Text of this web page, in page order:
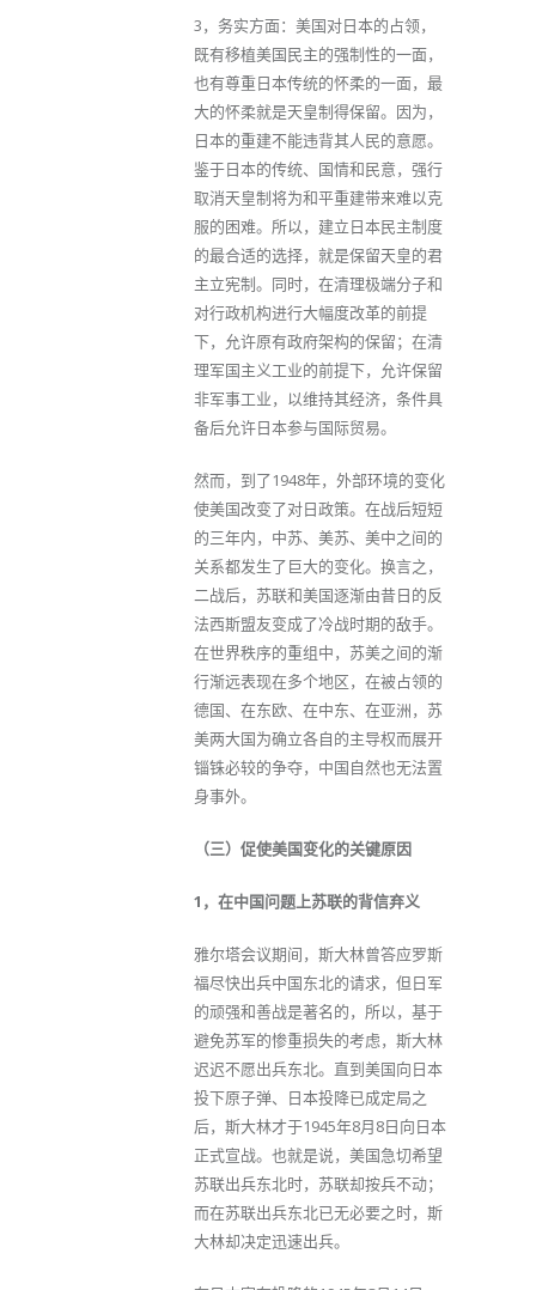
3，务实方面：美国对日本的占领，
既有移植美国民主的强制性的一面，
也有尊重日本传统的怀柔的一面，最
大的怀柔就是天皇制得保留。因为，
日本的重建不能违背其人民的意愿。
鉴于日本的传统、国情和民意，强行
取消天皇制将为和平重建带来难以克
服的困难。所以，建立日本民主制度
的最合适的选择，就是保留天皇的君
主立宪制。同时，在清理极端分子和
对行政机构进行大幅度改革的前提
下，允许原有政府架构的保留；在清
理军国主义工业的前提下，允许保留
非军事工业，以维持其经济，条件具
备后允许日本参与国际贸易。
然而，到了1948年，外部环境的变化
使美国改变了对日政策。在战后短短
的三年内，中苏、美苏、美中之间的
关系都发生了巨大的变化。换言之，
二战后，苏联和美国逐渐由昔日的反
法西斯盟友变成了冷战时期的敌手。
在世界秩序的重组中，苏美之间的渐
行渐远表现在多个地区，在被占领的
德国、在东欧、在中东、在亚洲，苏
美两大国为确立各自的主导权而展开
锱铢必较的争夺，中国自然也无法置
身事外。
（三）促使美国变化的关键原因
1，在中国问题上苏联的背信弃义
雅尔塔会议期间，斯大林曾答应罗斯
福尽快出兵中国东北的请求，但日军
的顽强和善战是著名的，所以，基于
避免苏军的惨重损失的考虑，斯大林
迟迟不愿出兵东北。直到美国向日本
投下原子弹、日本投降已成定局之
后，斯大林才于1945年8月8日向日本
正式宣战。也就是说，美国急切希望
苏联出兵东北时，苏联却按兵不动；
而在苏联出兵东北已无必要之时，斯
大林却决定迅速出兵。